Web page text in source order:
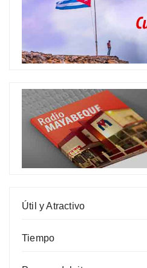
Útil y Atractivo
Tiempo